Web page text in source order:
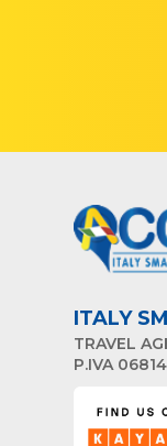
ITALY
TRAVEL
P.IVA